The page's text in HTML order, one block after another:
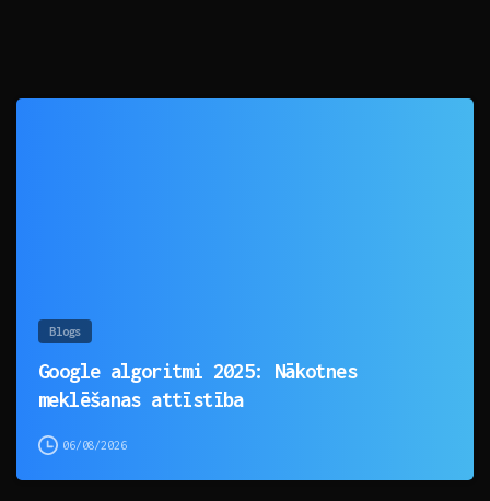
Blogs
Google algoritmi 2025: Nākotnes
meklēšanas attīstība
06/08/2026